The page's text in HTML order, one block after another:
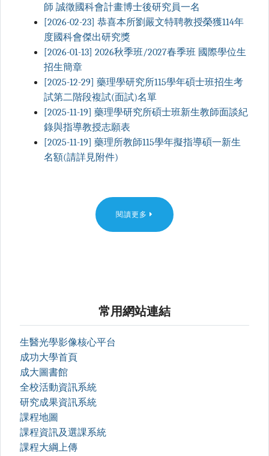
師 誠徵國科會計畫博士後研究員一名
[2026-02-23] 恭喜本所劉嚴文特聘教授榮獲114年
度國科會傑出研究獎
[2026-01-13] 2026秋季班/2027春季班 國際學位生
招生簡章
[2025-12-29] 藥理學研究所115學年碩士班招生考
試第二階段複試(面試)名單
[2025-11-19] 藥理學研究所碩士班新生教師面談紀
錄與指導教授志願表
[2025-11-19] 藥理所教師115學年擬指導碩一新生
名額(請詳見附件)
閱讀更多
常用網站連結
生醫光學影像核心平台
成功大學首頁
成大圖書館
全校活動資訊系統
研究成果資訊系統
課程地圖
課程資訊及選課系統
課程大綱上傳